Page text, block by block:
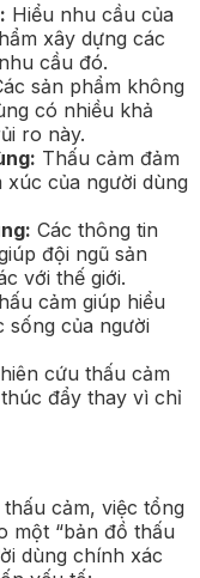
Hiểu nhu cầu của
xây dựng các
cầu đó.
sản phẩm không
có nhiều khả
ro này.
Thấu cảm đảm
của người dùng
Các thông tin
đội ngũ sản
với thế giới.
cảm giúp hiểu
sống của người
cứu thấu cảm
đẩy thay vì chỉ
cảm, việc tổng
một “bản đồ thấu
dùng chính xác